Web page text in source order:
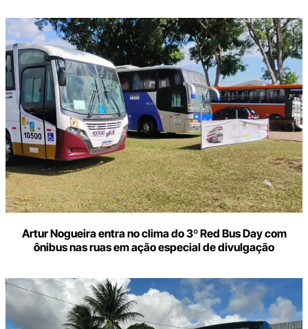
Artur Nogueira entra no clima do 3º Red Bus Day com
ônibus nas ruas em ação especial de divulgação